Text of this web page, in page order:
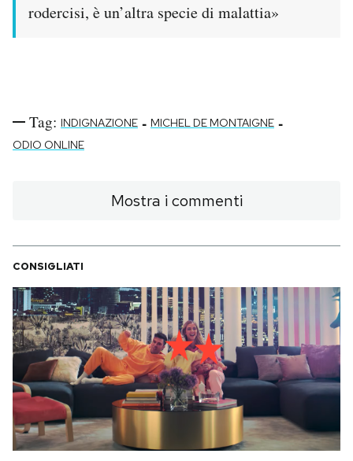
Notifiche mobile
rodercisi, è un’altra specie di malattia»
Tag: INDIGNAZIONE - MICHEL DE MONTAIGNE -
ODIO ONLINE
Mostra i commenti
CONSIGLIATI